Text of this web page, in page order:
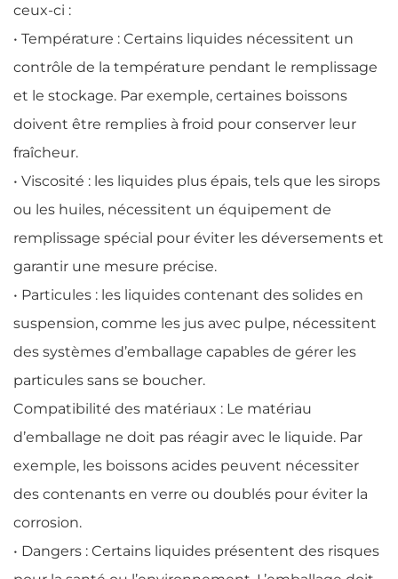
ceux-ci :
• Température : Certains liquides nécessitent un
contrôle de la température pendant le remplissage
et le stockage. Par exemple, certaines boissons
doivent être remplies à froid pour conserver leur
fraîcheur.
• Viscosité : les liquides plus épais, tels que les sirops
ou les huiles, nécessitent un équipement de
remplissage spécial pour éviter les déversements et
garantir une mesure précise.
• Particules : les liquides contenant des solides en
suspension, comme les jus avec pulpe, nécessitent
des systèmes d’emballage capables de gérer les
particules sans se boucher.
Compatibilité des matériaux : Le matériau
d’emballage ne doit pas réagir avec le liquide. Par
exemple, les boissons acides peuvent nécessiter
des contenants en verre ou doublés pour éviter la
corrosion.
• Dangers : Certains liquides présentent des risques